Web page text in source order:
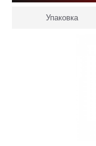
Упаковка